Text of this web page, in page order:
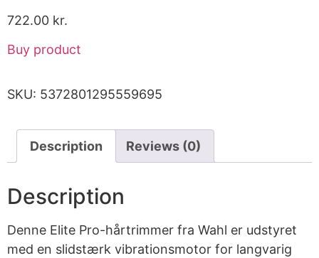
722.00 kr.
Buy product
SKU: 5372801295559695
Description Reviews (0)
Description
Denne Elite Pro-hårtrimmer fra Wahl er udstyret
med en slidstærk vibrationsmotor for langvarig